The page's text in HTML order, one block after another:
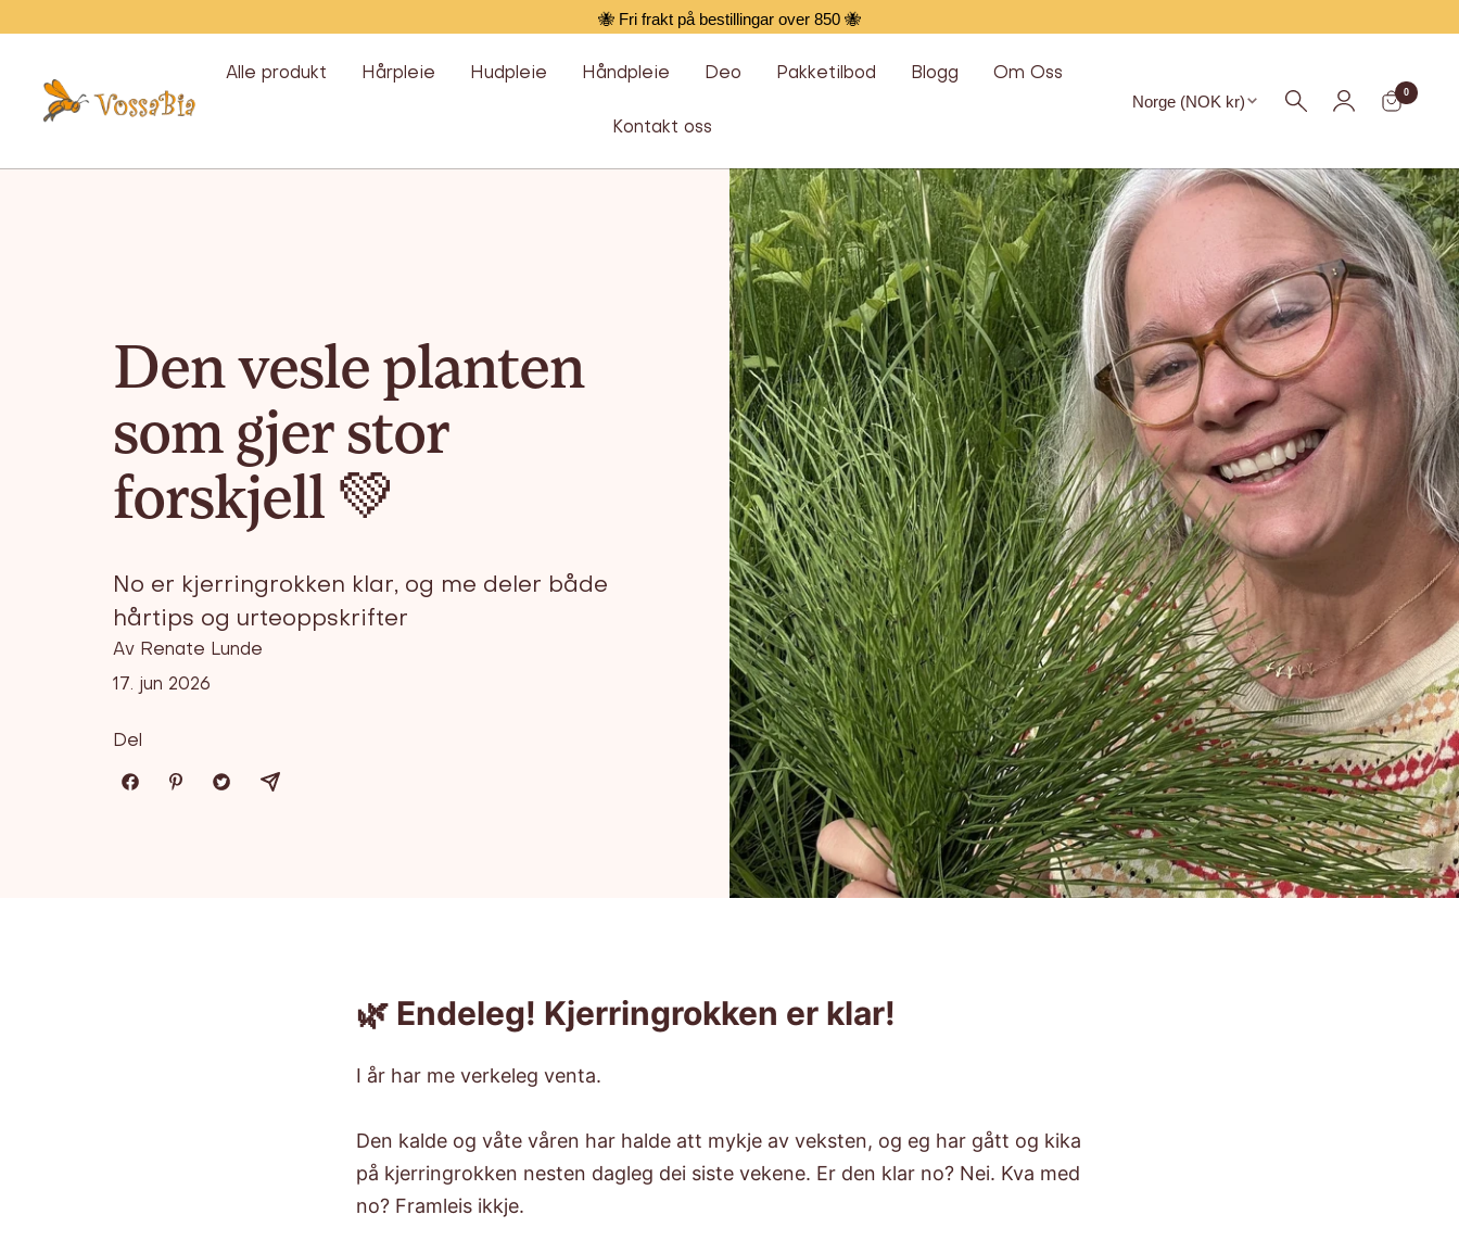
over
🐝 Fri frakt på bestillingar over 850 🐝
Alle produkt Hårpleie Hudpleie Håndpleie Deo Pakketilbod Blogg Om Oss
Kontakt oss
Vossabia Region
Norge (NOK kr) 0
Den vesle planten
som gjer stor
forskjell 💚
No er kjerringrokken klar, og me deler både
hårtips og urteoppskrifter
Av Renate Lunde
17. jun 2026
Del
🌿 Endeleg! Kjerringrokken er klar!
I år har me verkeleg venta.
​Den kalde og våte våren har halde att mykje av veksten, og eg har gått og kika
på kjerringrokken nesten dagleg dei siste vekene. Er den klar no? Nei. Kva med
no? Framleis ikkje.